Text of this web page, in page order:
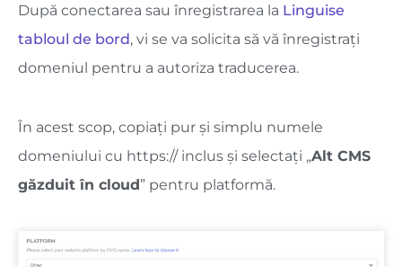
După conectarea sau înregistrarea la Linguise
tabloul de bord, vi se va solicita să vă înregistrați
domeniul pentru a autoriza traducerea.
În acest scop, copiați pur și simplu numele
domeniului cu https:// inclus și selectați „Alt CMS
găzduit în cloud ” pentru platformă.